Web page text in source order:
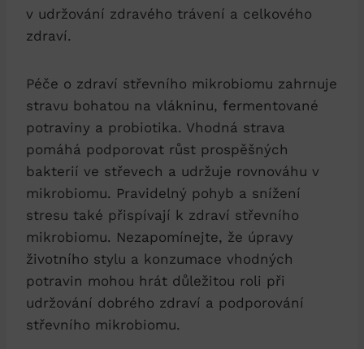
v udržování zdravého trávení a celkového
zdraví.
Péče o zdraví střevního mikrobiomu zahrnuje
stravu bohatou na vlákninu, fermentované
potraviny a probiotika. Vhodná strava
pomáhá podporovat růst prospěšných
bakterií ve střevech a udržuje rovnováhu v
mikrobiomu. Pravidelný pohyb a snížení
stresu také přispívají k zdraví střevního
mikrobiomu. Nezapomínejte, že úpravy
životního stylu a konzumace vhodných
potravin mohou hrát důležitou roli při
udržování dobrého zdraví a podporování
střevního mikrobiomu.